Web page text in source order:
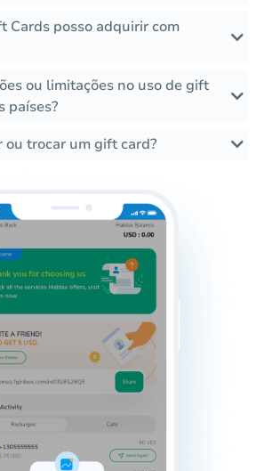
Cards posso adquirir com
ou limitações no uso de gift
países?
ou trocar um gift card?